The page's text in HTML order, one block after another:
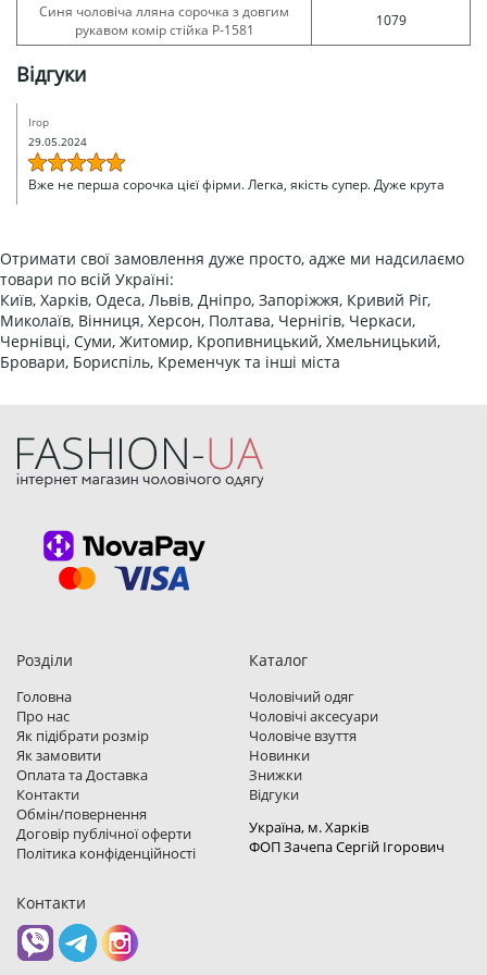
Синя чоловіча лляна сорочка з довгим
рукавом комір стійка Р-1581
1079
Відгуки
Ігор
29.05.2024
Вже не перша сорочка цієї фірми. Легка, якість супер. Дуже крута
Отримати свої замовлення дуже просто, адже ми надсилаємо
товари по всій Україні:
Київ, Харків, Одеса, Львів, Дніпро, Запоріжжя, Кривий Ріг,
Миколаїв, Вінниця, Херсон, Полтава, Чернігів, Черкаси,
Чернівці, Суми, Житомир, Кропивницький, Хмельницький,
Бровари, Бориспіль, Кременчук та інші міста
Розділи
Головна
Про нас
Як підібрати розмір
Як замовити
Оплата та Доставка
Контакти
Обмін/повернення
Договір публічної оферти
Політика конфіденційності
Каталог
Чоловічий одяг
Чоловічі аксесуари
Чоловіче взуття
Новинки
Знижки
Відгуки
Україна, м. Харкiв
ФОП Зачепа Сергій Ігорович
Контакти